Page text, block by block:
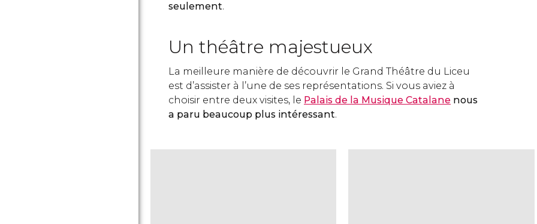
seulement.
Un théâtre majestueux
La meilleure manière de découvrir le Grand Théâtre du Liceu
est d’assister à l’une de ses représentations. Si vous aviez à
choisir entre deux visites, le Palais de la Musique Catalane nous
a paru beaucoup plus intéressant.